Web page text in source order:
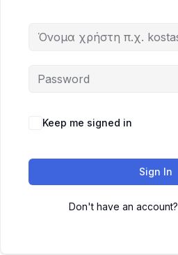
Keep me signed in
Sign In
Don't have an account?